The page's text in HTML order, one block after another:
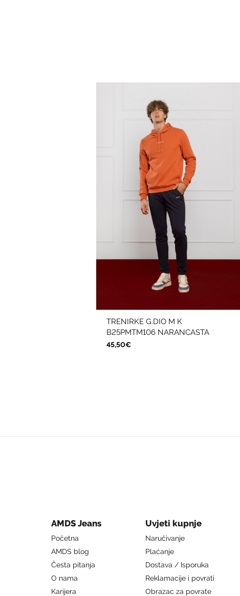
TRENIRKE G.DIO M K
B25PMTM106 NARANCASTA
45,50€
AMDS Jeans
Početna
AMDS blog
Česta pitanja
O nama
Karijera
Uvjeti kupnje
Naručivanje
Plaćanje
Dostava / Isporuka
Reklamacije i povrati
Obrazac za povrate